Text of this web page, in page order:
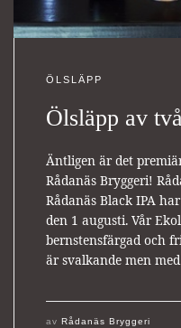
ÖLSLÄPP
Ölsläpp av
Äntligen är det
Rådanäs Bryggeri!
Rådanäs Black IPA
den 1 augusti. Vår
bernstensfärgad och
är svalkande men
av Rådanäs Bryggeri